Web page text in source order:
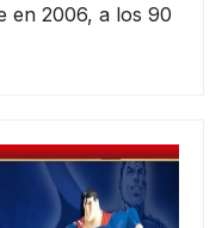
en 2006, a los 90